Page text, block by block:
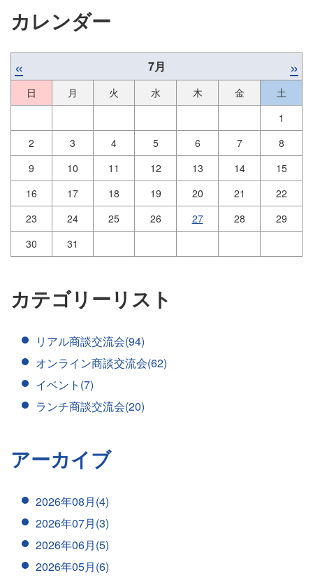
カレンダー
« 7月 »
日 月 火 水 木 金
土
1
2
3 4 5 6 7
8
9
10 11 12 13 14
15
16
17 18 19 20 21
22
23
24 25 26 27 28
29
30
31
カテゴリーリスト
リアル商談交流会(94)
オンライン商談交流会(62)
イベント(7)
ランチ商談交流会(20)
アーカイブ
2026年08月(4)
2026年07月(3)
2026年06月(5)
2026年05月(6)